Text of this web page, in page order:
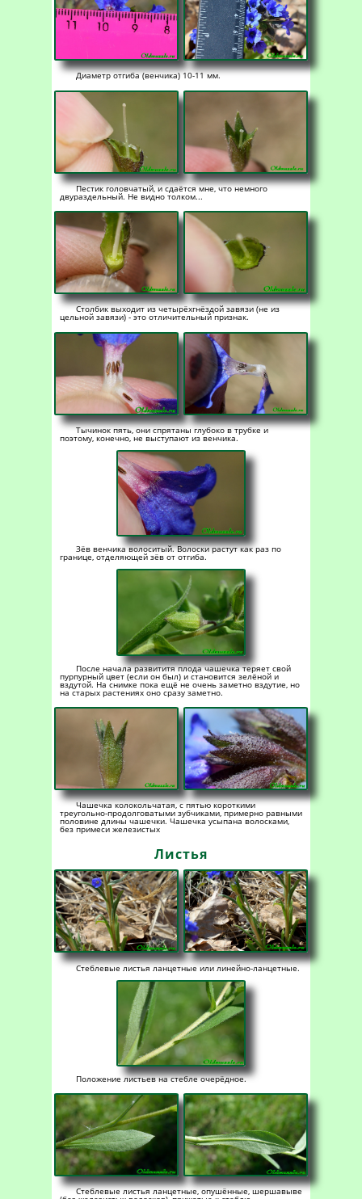
Диаметр отгиба (венчика) 10-11 мм.
Пестик головчатый, и сдаётся мне, что немного
двураздельный. Не видно толком...
Столбик выходит из четырёхгнёздой завязи (не из
цельной завязи) - это отличительный признак.
Тычинок пять, они спрятаны глубоко в трубке и
поэтому, конечно, не выступают из венчика.
Зёв венчика волоситый. Волоски растут как раз по
границе, отделяющей зёв от отгиба.
После начала развититя плода чашечка теряет свой
пурпурный цвет (если он был) и становится зелёной и
вздутой. На снимке пока ещё не очень заметно вздутие, но
на старых растениях оно сразу заметно.
Чашечка колокольчатая, с пятью короткими
треугольно-продолговатыми зубчиками, примерно равными
половине длины чашечки. Чашечка усыпана волосками,
без примеси железистых
Листья
Стеблевые листья ланцетные или линейно-ланцетные.
Положение листьев на стебле очерёдное.
Стеблевые листья ланцетные, опушённые, шершавыве